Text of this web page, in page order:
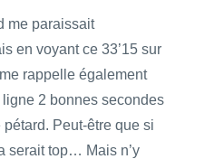
me paraissait
en voyant ce 33’15 sur
rappelle également
ligne 2 bonnes secondes
Peut-être que si
serait top… Mais n’y